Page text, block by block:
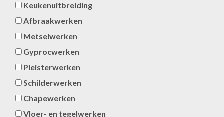
Keukenuitbreiding
Afbraakwerken
Metselwerken
Gyprocwerken
Pleisterwerken
Schilderwerken
Chapewerken
Vloer- en tegelwerken